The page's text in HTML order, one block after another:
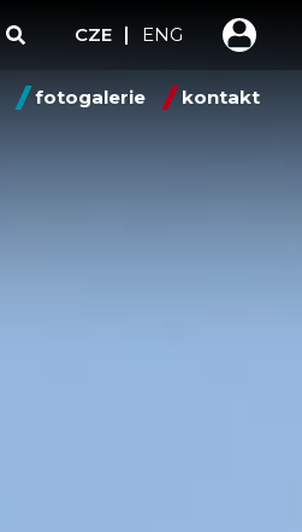
fotogalerie kontakt
CZE ENG